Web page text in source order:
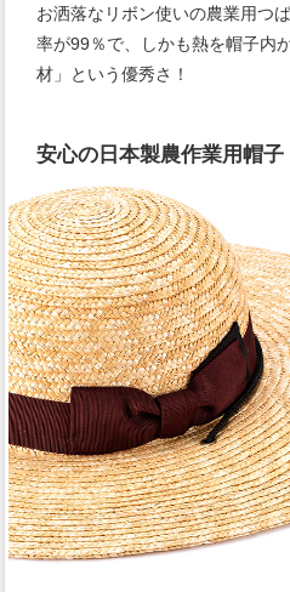
お洒落なリボン使いの農業用つ
率が99％で、しかも熱を帽子内
材」という優秀さ！
安心の日本製農作業用帽子